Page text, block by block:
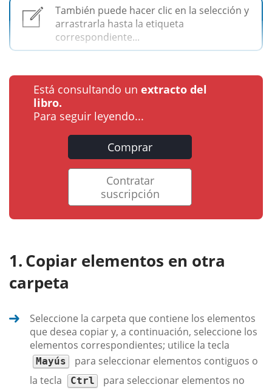
También puede hacer clic en la selección y
arrastrarla hasta la etiqueta
correspondiente...
Está consultando un extracto del
libro.
Para seguir leyendo...
Comprar
Contratar
suscripción
Copiar elementos en otra
carpeta
Seleccione la carpeta que contiene los elementos
que desea copiar y, a continuación, seleccione los
elementos correspondientes; utilice la tecla
Mayús
para seleccionar elementos contiguos o
la tecla
Ctrl
para seleccionar elementos no